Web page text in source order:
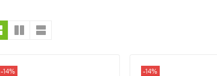
-14% -14%